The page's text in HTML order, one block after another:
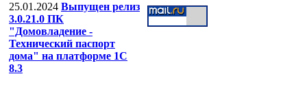
25.01.2024 Выпущен релиз
3.0.21.0 ПК
"Домовладение -
Технический паспорт
дома" на платформе 1С
8.3